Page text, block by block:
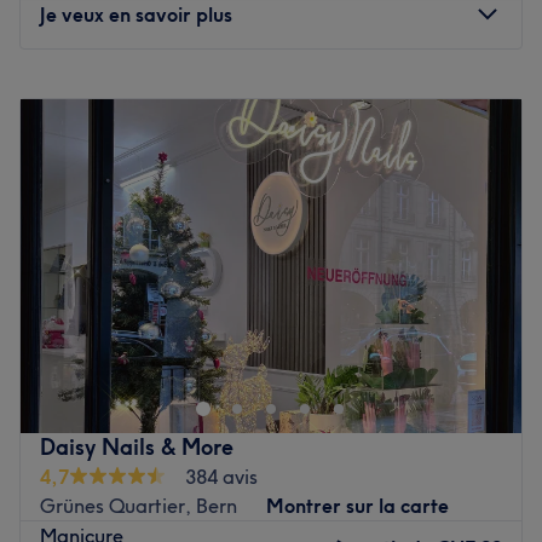
zufrieden und glücklich verlassen kannst.
Atmosphäre: Modern, freundlich und stilvoll.
Expertise: Maniküre & Pediküre, Nagelmodellage.
Extras: Gut zu erreichen, zentral gelegen, Haustiere
erlaubt, kinder- & LGBTQIA+ freundlich, kostenlose
Getränke zu deiner Behandlung.
Voir le salon
Je veux en savoir plus
08:30
19:00
08:00
08:30–
Vendredi
18:00
Samedi
Dimanche
Fermé
Strahlende und reine Haut zaubert dir das professionelle
Team von beuatyness-kosmetik in Bern. Hier kannst du
dich zurücklehnen. Die Profis verwöhnen dich und deine
Haut mit pflegenden und hochwertigen Produkten.
Nächste öffentliche Verkehrsmittel:
Die Station Bärenplatz ist nur zwei Gehminuten vom
Studio entfernt.
Daisy Nails & More
4,7
384 avis
Grünes Quartier, Bern
Montrer sur la carte
Manicure